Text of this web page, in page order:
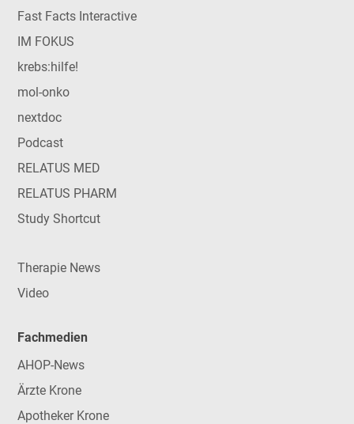
Fast Facts Interactive
IM FOKUS
krebs:hilfe!
mol-onko
nextdoc
Podcast
RELATUS MED
RELATUS PHARM
Study Shortcut
Therapie News
Video
Fachmedien
AHOP-News
Ärzte Krone
Apotheker Krone